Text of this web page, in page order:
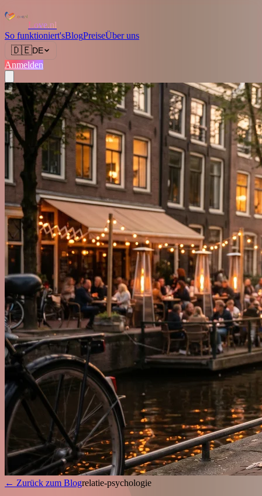
Love.nl
So funktioniert'sBlogPreiseÜber uns
🇩🇪DE
Anmelden
← Zurück zum Blogrelatie-psychologie